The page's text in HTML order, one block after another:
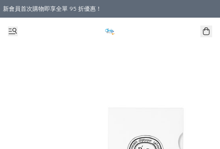
新會員首次購物即享全單 95 折優惠！
購物滿 HKD 800.00即享免運費優惠！（適用於 本地送貨、本地取貨 )